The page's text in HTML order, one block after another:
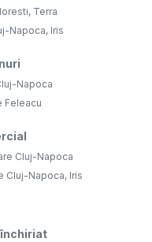
Terra
Napoca, Iris
Napoca
Feleacu
Cluj-Napoca
Cluj-Napoca, Iris